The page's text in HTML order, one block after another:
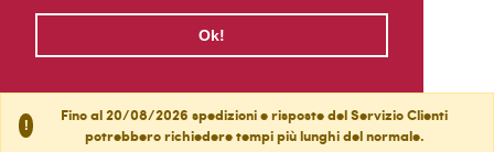
Ok!
!
Fino al 20/08/2026 spedizioni e risposte del Servizio Clienti
potrebbero richiedere tempi più lunghi del normale.